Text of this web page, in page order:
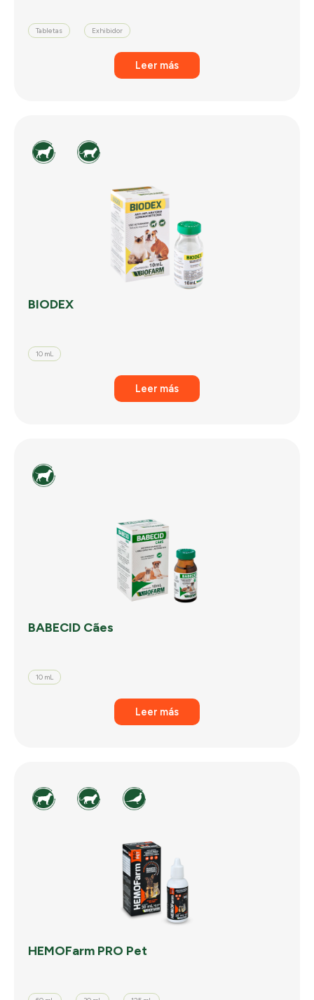
Tabletas Exhibidor
Leer más
BIODEX
10 mL
Leer más
BABECID Cães
10 mL
Leer más
HEMOFarm PRO Pet